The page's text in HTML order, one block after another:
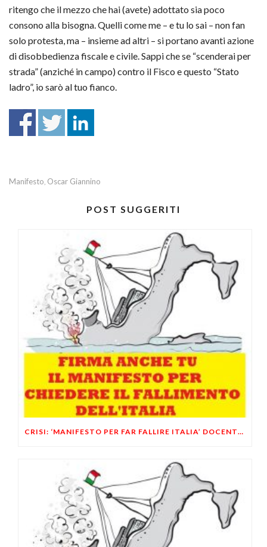
ritengo che il mezzo che hai (avete) adottato sia poco
consono alla bisogna. Quelli come me – e tu lo sai – non fan
solo protesta, ma – insieme ad altri – si portano avanti azione
di disobbedienza fiscale e civile. Sappi che se “scenderai per
strada” (anziché in campo) contro il Fisco e questo “Stato
ladro”, io sarò al tuo fianco.
Manifesto, Oscar Giannino
POST SUGGERITI
CRISI: ‘MANIFESTO PER FAR FALLIRE ITALIA’ DOCENTI ECONOMIA LANCIANO PROVOCAZIONE IN DIBATTITO POLITICO